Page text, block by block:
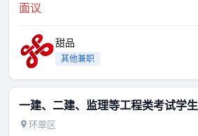
面议
甜品
其他兼职
一建、二建、监理等工程类考试学生
环翠区